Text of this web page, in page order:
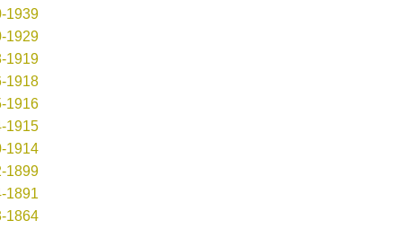
1939
1929
1919
1918
1916
1915
1914
1899
1891
1864